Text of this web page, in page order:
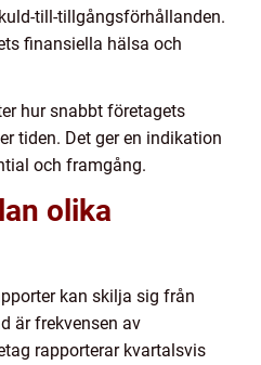
till-tillgångsförhållanden.
finansiella hälsa och
hur snabbt företagets
tiden. Det ger en indikation
och framgång.
olika
kan skilja sig från
är frekvensen av
rapporterar kvartalsvis